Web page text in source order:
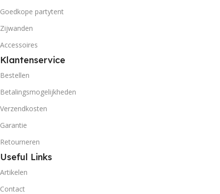
Goedkope partytent
Zijwanden
Accessoires
Klantenservice
Bestellen
Betalingsmogelijkheden
Verzendkosten
Garantie
Retourneren
Useful Links
Artikelen
Contact